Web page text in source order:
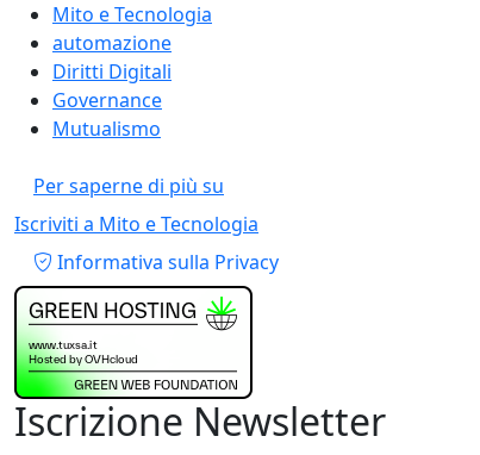
Mito e Tecnologia
automazione
Diritti Digitali
Governance
Mutualismo
Per saperne di più su
Iscriviti a Mito e Tecnologia
Piè di pagina
Informativa sulla Privacy
Iscrizione Newsletter